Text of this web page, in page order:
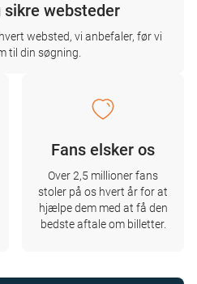
sikre websteder
websted, vi anbefaler, før vi
til din søgning.
Fans elsker os
Over 2,5 millioner fans
stoler på os hvert år for at
hjælpe dem med at få den
bedste aftale om billetter.